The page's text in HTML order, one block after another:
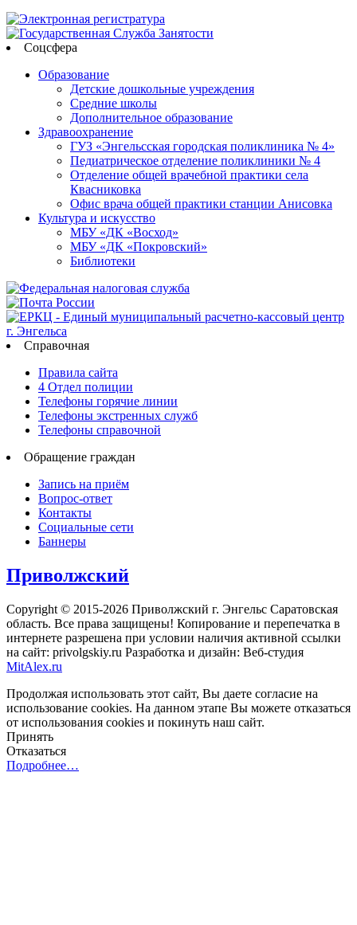
Соцсфера
Образование
Детские дошкольные учреждения
Средние школы
Дополнительное образование
Здравоохранение
ГУЗ «Энгельсская городская поликлиника № 4»
Педиатрическое отделение поликлиники № 4
Отделение общей врачебной практики села
Квасниковка
Офис врача общей практики станции Анисовка
Культура и искусство
МБУ «ДК «Восход»
МБУ «ДК «Покровский»
Библиотеки
Справочная
Правила сайта
4 Отдел полиции
Телефоны горячие линии
Телефоны экстренных служб
Телефоны справочной
Обращение граждан
Запись на приём
Вопрос-ответ
Контакты
Социальные сети
Баннеры
Приволжский
Copyright © 2015-2026 Приволжский г. Энгельс Саратовская
область. Все права защищены! Копирование и перепечатка в
интернете разрешена при условии наличия активной ссылки
на сайт: privolgskiy.ru Разработка и дизайн: Веб-студия
MitAlex.ru
Продолжая использовать этот сайт, Вы даете согласие на
использование cookies. На данном этапе Вы можете отказаться
от использования cookies и покинуть наш сайт.
Принять
Отказаться
Подробнее…